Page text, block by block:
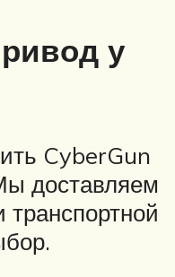
у
CyberGun
доставляем